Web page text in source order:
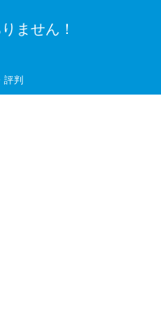
ません！
評判